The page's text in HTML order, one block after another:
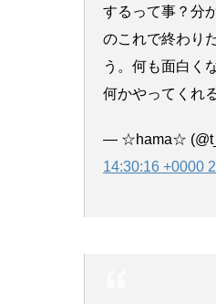
するって事？分
のこれで終わり
う。何も面白く
何かやってくれ
— ☆hama☆
14:30:16 +0000